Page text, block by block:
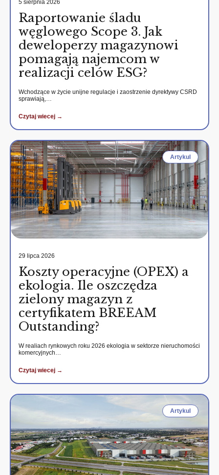
5 sierpnia 2026
Raportowanie śladu
węglowego Scope 3. Jak
deweloperzy magazynowi
pomagają najemcom w
realizacji celów ESG?
Wchodzące w życie unijne regulacje i zaostrzenie dyrektywy CSRD
sprawiają,…
Czytaj wiecej →
Artykul
29 lipca 2026
Koszty operacyjne (OPEX) a
ekologia. Ile oszczędza
zielony magazyn z
certyfikatem BREEAM
Outstanding?
W realiach rynkowych roku 2026 ekologia w sektorze nieruchomości
komercyjnych…
Czytaj wiecej →
Artykul